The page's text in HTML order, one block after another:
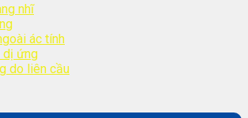
nhĩ
ác tính
dị ứng
do liên cầu